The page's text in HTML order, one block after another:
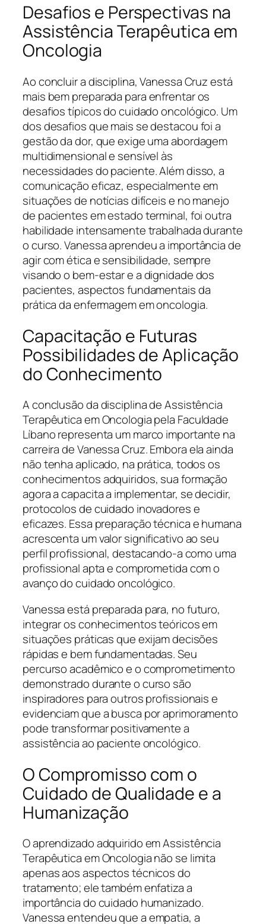
Desafios e Perspectivas na
Assistência Terapêutica em
Oncologia
Ao concluir a disciplina, Vanessa Cruz está
mais bem preparada para enfrentar os
desafios típicos do cuidado oncológico. Um
dos desafios que mais se destacou foi a
gestão da dor, que exige uma abordagem
multidimensional e sensível às
necessidades do paciente. Além disso, a
comunicação eficaz, especialmente em
situações de notícias difíceis e no manejo
de pacientes em estado terminal, foi outra
habilidade intensamente trabalhada durante
o curso. Vanessa aprendeu a importância de
agir com ética e sensibilidade, sempre
visando o bem-estar e a dignidade dos
pacientes, aspectos fundamentais da
prática da enfermagem em oncologia.
Capacitação e Futuras
Possibilidades de Aplicação
do Conhecimento
A conclusão da disciplina de Assistência
Terapêutica em Oncologia pela Faculdade
Líbano representa um marco importante na
carreira de Vanessa Cruz. Embora ela ainda
não tenha aplicado, na prática, todos os
conhecimentos adquiridos, sua formação
agora a capacita a implementar, se decidir,
protocolos de cuidado inovadores e
eficazes. Essa preparação técnica e humana
acrescenta um valor significativo ao seu
perfil profissional, destacando-a como uma
profissional apta e comprometida com o
avanço do cuidado oncológico.
Vanessa está preparada para, no futuro,
integrar os conhecimentos teóricos em
situações práticas que exijam decisões
rápidas e bem fundamentadas. Seu
percurso acadêmico e o comprometimento
demonstrado durante o curso são
inspiradores para outros profissionais e
evidenciam que a busca por aprimoramento
pode transformar positivamente a
assistência ao paciente oncológico.
O Compromisso com o
Cuidado de Qualidade e a
Humanização
O aprendizado adquirido em Assistência
Terapêutica em Oncologia não se limita
apenas aos aspectos técnicos do
tratamento; ele também enfatiza a
importância do cuidado humanizado.
Vanessa entendeu que a empatia, a